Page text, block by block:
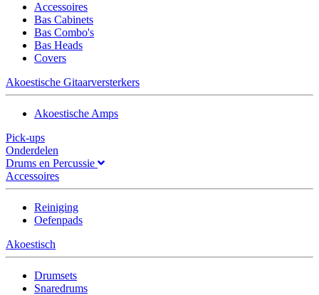
Accessoires
Bas Cabinets
Bas Combo's
Bas Heads
Covers
Akoestische Gitaarversterkers
Akoestische Amps
Pick-ups
Onderdelen
Drums en Percussie
Accessoires
Reiniging
Oefenpads
Akoestisch
Drumsets
Snaredrums